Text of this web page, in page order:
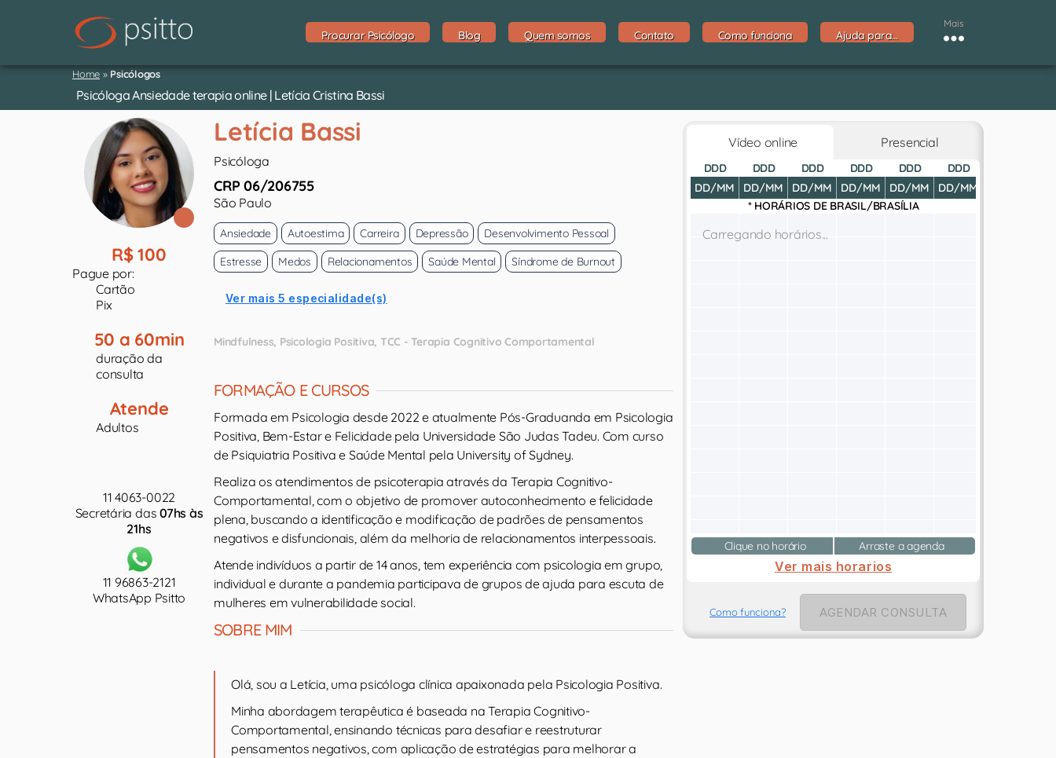
Procurar Psicólogo Blog Quem somos Contato Como funciona Ajuda para…
Mais
Home » Psicólogos
Psicóloga Ansiedade terapia online | Letícia Cristina Bassi
R$ 100
Pague por:
Cartão
Pix
50 a 60min
duração da
consulta
Atende
Adultos
11 4063-0022
Secretária das07hs às
21hs
11 96863-2121
WhatsApp Psitto
Letícia Bassi
Psicóloga
CRP 06/206755
São Paulo
Ansiedade Autoestima Carreira Depressão
Desenvolvimento Pessoal
Estresse
Medos Relacionamentos Saúde Mental Síndrome de Burnout
Ver mais 5 especialidade(s)
Mindfulness Psicologia Positiva TCC - Terapia Cognitivo Comportamental
FORMAÇÃO E CURSOS
Formada em Psicologia desde 2022 e atualmente Pós-Graduanda em Psicologia
Positiva, Bem-Estar e Felicidade pela Universidade São Judas Tadeu. Com curso
de Psiquiatria Positiva e Saúde Mental pela University of Sydney.
Realiza os atendimentos de psicoterapia através da Terapia Cognitivo-
Comportamental, com o objetivo de promover autoconhecimento e felicidade
plena, buscando a identificação e modificação de padrões de pensamentos
negativos e disfuncionais, além da melhoria de relacionamentos interpessoais.
Atende indivíduos a partir de 14 anos, tem experiência com psicologia em grupo,
individual e durante a pandemia participava de grupos de ajuda para escuta de
mulheres em vulnerabilidade social.
SOBRE MIM
Olá, sou a Letícia, uma psicóloga clínica apaixonada pela Psicologia Positiva.
Minha abordagem terapêutica é baseada na Terapia Cognitivo-
Comportamental, ensinando técnicas para desafiar e reestruturar
pensamentos negativos, com aplicação de estratégias para melhorar a
Vídeo online Presencial
DDD
DD/MM
DDD
DD/MM
DDD
DD/MM
DDD
DD/MM
DDD
DD/MM
DDD
DD/MM
* HORÁRIOS DE BRASIL/BRASÍLIA
Carregando horários...
Clique no horário Arraste a agenda
Ver mais horarios
Como funciona? AGENDAR CONSULTA